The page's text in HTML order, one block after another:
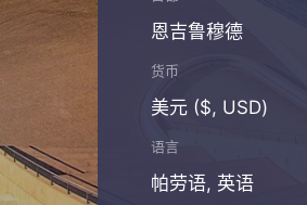
恩吉鲁穆德
货币
美元 ($, USD)
语言
帕劳语, 英语